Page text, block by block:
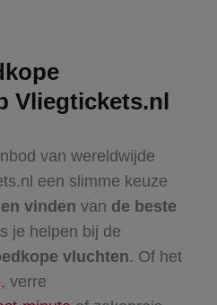
Vliegtickets.nl
van wereldwijde
een slimme keuze
en vinden van de beste
je helpen bij de
vluchten. Of het
, verre